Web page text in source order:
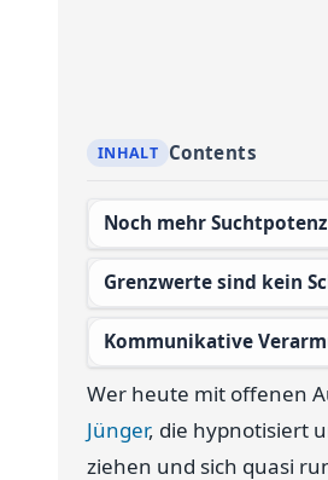
Contents
Noch mehr
Grenzwerte sind kein
Kommunikative
Wer heute mit offenen
Jünger, die hypnotisiert
ziehen und sich quasi